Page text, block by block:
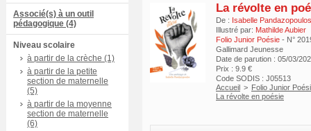
Associé(s) à un outil
pédagogique (4)
Niveau scolaire
à partir de la crèche (1)
à partir de la petite
section de maternelle
(5)
à partir de la moyenne
section de maternelle
(6)
La révolte en
De : Isabelle Pandazopoulos
Illustré par: Mathilde Aubier
Folio Junior Poésie - N°
Gallimard Jeunesse
Date de parution : 05/03/
Prix : 9.9 €
Code SODIS : J05513
Accueil > Folio Junior
La révolte en poésie